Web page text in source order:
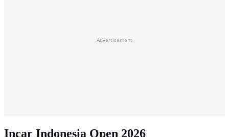
Advertisement
Incar Indonesia Open 2026